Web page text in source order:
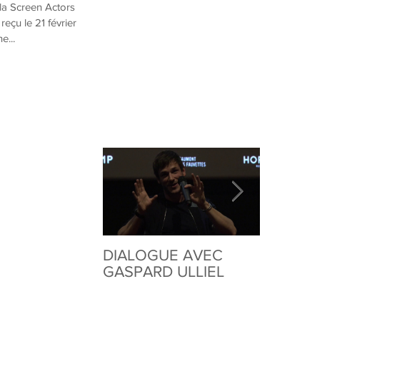
Screen Actors
le 21 février
DIALOGUE AVEC
GASPARD ULLIEL